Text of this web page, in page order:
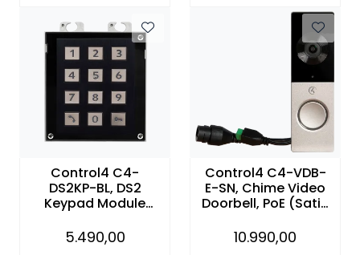
Control4 C4-
DS2KP-BL, DS2
Keypad Module
5.490,00
Control4 C4-VDB-
E-SN, Chime Video
Doorbell, PoE (Satin
10.990,00